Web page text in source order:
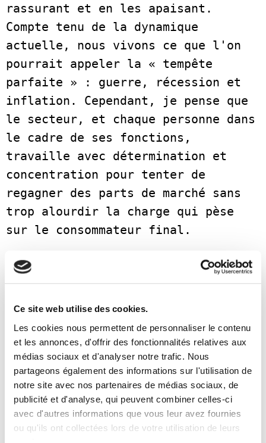
Ce site web utilise des cookies.
Les cookies nous permettent de personnaliser le contenu
et les annonces, d'offrir des fonctionnalités relatives aux
médias sociaux et d'analyser notre trafic. Nous
partageons également des informations sur l'utilisation de
notre site avec nos partenaires de médias sociaux, de
publicité et d'analyse, qui peuvent combiner celles-ci
avec d'autres informations que vous leur avez fournies
ou qu'ils ont collectées lors de votre utilisation de leurs
rassurant et en les apaisant.
Compte tenu de la dynamique
actuelle, nous vivons ce que l'on
pourrait appeler la « tempête
parfaite » : guerre, récession et
inflation. Cependant, je pense que
le secteur, et chaque personne dans
le cadre de ses fonctions,
travaille avec détermination et
concentration pour tenter de
regagner des parts de marché sans
trop alourdir la charge qui pèse
sur le consommateur final.
L'année 2023 ne sera pas une année
facile pour le secteur, mais la
franchise, plus que tout autre
secteur, a un atout dans sa manche
: la force du réseau. Si la marque
est un atout stratégique pour
l'entreprise, dans la mesure où
elle incarne une image de marque et
un sentiment d'appartenance, et où
elle permet de lever les barrières